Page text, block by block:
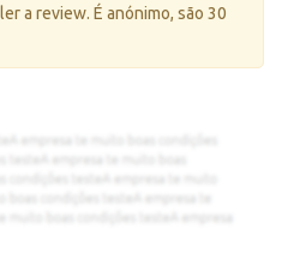
a review. É anónimo, são 30